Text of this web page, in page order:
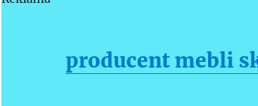
producent mebli